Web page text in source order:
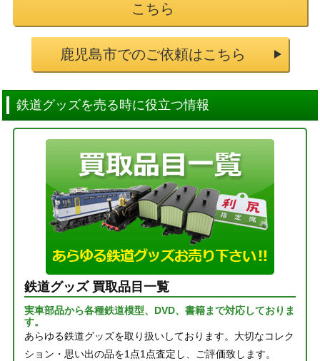
こちら
鹿児島市でのご依頼はこちら
鉄道グッズを売る時に役立つ情報
鉄道グッズ 買取品目一覧
実車部品から各種鉄道模型、DVD、書籍まで対応しておりま
す。
あらゆる鉄道グッズを取り扱いしております。大切なコレク
ション・思い出の品を1点1点査定し、ご評価致します。